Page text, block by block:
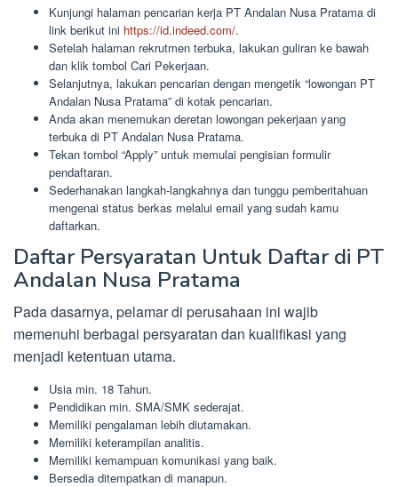
Kunjungi halaman pencarian kerja PT Andalan Nusa Pratama di
link berikut ini https://id.indeed.com/.
Setelah halaman rekrutmen terbuka, lakukan guliran ke bawah
dan klik tombol Cari Pekerjaan.
Selanjutnya, lakukan pencarian dengan mengetik “lowongan PT
Andalan Nusa Pratama” di kotak pencarian.
Anda akan menemukan deretan lowongan pekerjaan yang
terbuka di PT Andalan Nusa Pratama.
Tekan tombol “Apply” untuk memulai pengisian formulir
pendaftaran.
Sederhanakan langkah-langkahnya dan tunggu pemberitahuan
mengenai status berkas melalui email yang sudah kamu
daftarkan.
Daftar Persyaratan Untuk Daftar di PT
Andalan Nusa Pratama
Pada dasarnya, pelamar di perusahaan ini wajib
memenuhi berbagai persyaratan dan kualifikasi yang
menjadi ketentuan utama.
Usia min. 18 Tahun.
Pendidikan min. SMA/SMK sederajat.
Memiliki pengalaman lebih diutamakan.
Memiliki keterampilan analitis.
Memiliki kemampuan komunikasi yang baik.
Bersedia ditempatkan di manapun.